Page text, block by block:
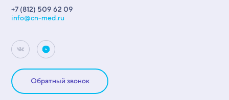
+7 (812) 509 62 09
info@cn-med.ru
Обратный звонок